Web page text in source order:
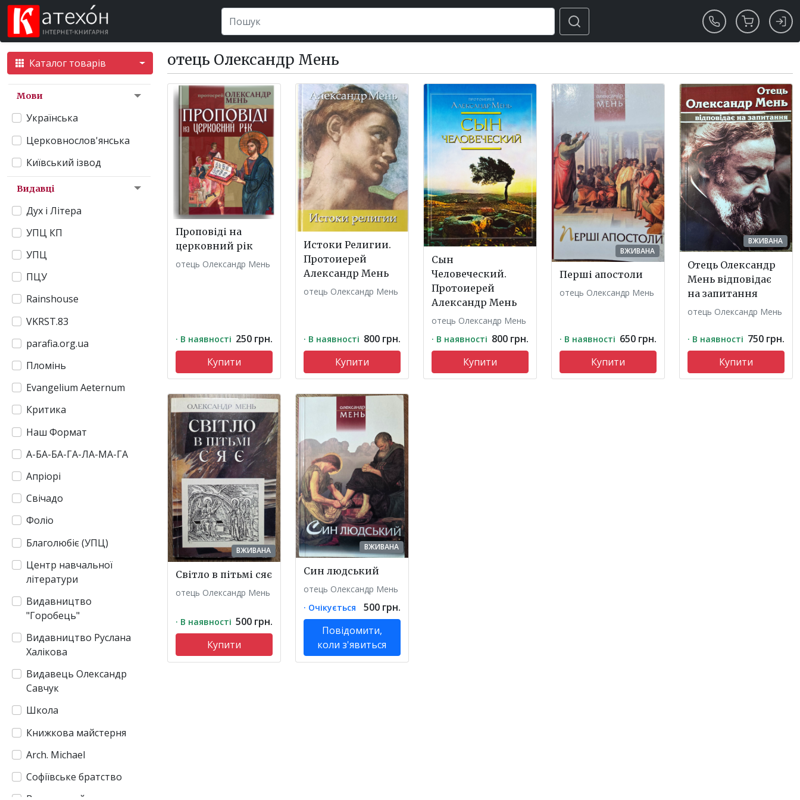
Каталог товарів
Мови
Українська
Церковнослов'янська
Київський ізвод
Видавці
Дух і Літера
УПЦ КП
УПЦ
ПЦУ
Rainshouse
VKRST.83
parafia.org.ua
Пломінь
Evangelium Aeternum
Критика
Наш Формат
А-БА-БА-ГА-ЛА-МА-ГА
Апріорі
Свічадо
Фоліо
Благолюбіє (УПЦ)
Центр навчальної
літератури
Видавництво
"Горобець"
Видавництво Руслана
Халікова
Видавець Олександр
Савчук
Школа
Книжкова майстерня
Arch. Michael
Софіївське братство
отець Олександр Мень
Проповіді на
церковний рік
отець Олександр Мень
· В наявності 250 грн.
Купити
Истоки Религии.
Протоиерей
Александр Мень
отець Олександр Мень
· В наявності 800 грн.
Купити
Сын
Человеческий.
Протоиерей
Александр Мень
отець Олександр Мень
· В наявності 800 грн.
Купити
ВЖИВАНА
Перші апостоли
отець Олександр Мень
· В наявності 650 грн.
Купити
ВЖИВАНА
Отець Олександр
Мень відповідає
на запитання
отець Олександр Мень
· В наявності 750 грн.
Купити
ВЖИВАНА
Світло в пітьмі сяє
отець Олександр Мень
· В наявності 500 грн.
Купити
ВЖИВАНА
Син людський
отець Олександр Мень
· Очікується
500 грн.
Повідомити,
коли з'явиться